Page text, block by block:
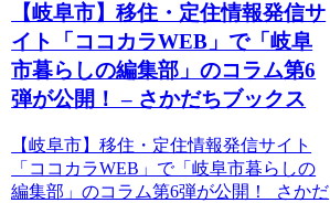
【岐阜市】移住・定住情報発信サ
イト「ココカラWEB」で「岐阜
市暮らしの編集部」のコラム第6
弾が公開！ – さかだちブックス
【岐阜市】移住・定住情報発信サイト
「ココカラWEB」で「岐阜市暮らしの
編集部」のコラム第6弾が公開！ さかだ